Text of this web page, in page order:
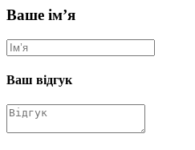
Ваше ім’я
Ваш відгук